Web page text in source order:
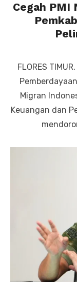
Cegah PMI
FLORES
Migran
Keuangan dan